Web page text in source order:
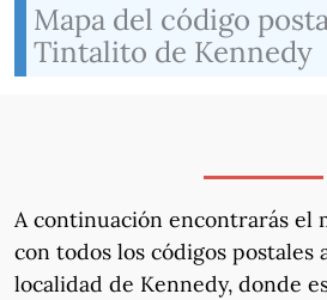
Mapa del código
Tintalito de Kennedy
A continuación encontrarás el
con todos los códigos postales
localidad de Kennedy, donde